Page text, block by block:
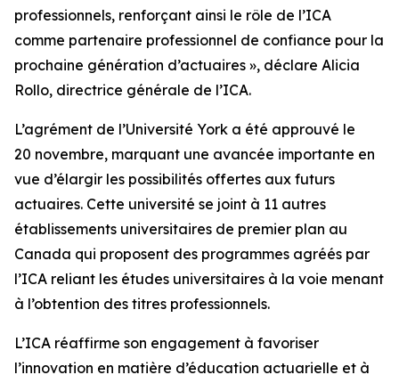
professionnels, renforçant ainsi le rôle de l’ICA
comme partenaire professionnel de confiance pour la
prochaine génération d’actuaires », déclare Alicia
Rollo, directrice générale de l’ICA.
L’agrément de l’Université York a été approuvé le
20 novembre, marquant une avancée importante en
vue d’élargir les possibilités offertes aux futurs
actuaires. Cette université se joint à 11 autres
établissements universitaires de premier plan au
Canada qui proposent des programmes agréés par
l’ICA reliant les études universitaires à la voie menant
à l’obtention des titres professionnels.
L’ICA réaffirme son engagement à favoriser
l’innovation en matière d’éducation actuarielle et à